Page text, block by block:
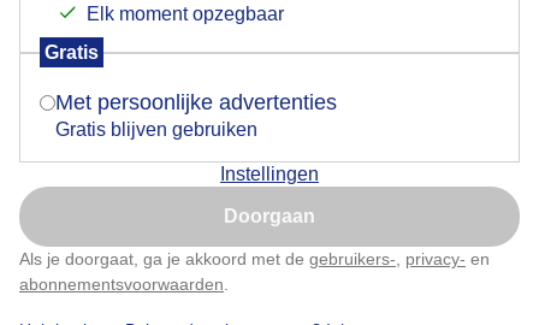
Elk moment opzegbaar
Gratis
Met persoonlijke advertenties
Gratis blijven gebruiken
Instellingen
Doorgaan
Als je doorgaat, ga je akkoord met de gebruikers- privacy- en
abonnementsvoorwaarden
Een prachtige dag
Is goed, toon de popup
Nu niet, misschien later
Klik hierom dit aan te passen